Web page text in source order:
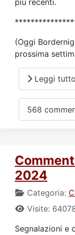
(Oggi
prossima
Leggi
568
2024
Categoria:
Visite:
Segnalazioni e